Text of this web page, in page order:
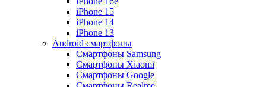
iPhone 15
iPhone 14
iPhone 13
Android cмартфоны
Смартфоны Samsung
Смартфоны Xiaomi
Смартфоны Google